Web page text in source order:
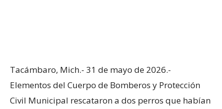
Tacámbaro, Mich.- 31 de mayo de 2026.-
Elementos del Cuerpo de Bomberos y Protección
Civil Municipal rescataron a dos perros que habían